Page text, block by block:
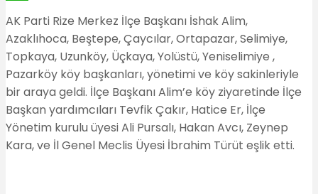
AK Parti Rize Merkez İlçe Başkanı İshak Alim,
Azaklıhoca, Beştepe, Çaycılar, Ortapazar, Selimiye,
Topkaya, Uzunköy, Üçkaya, Yolüstü, Yeniselimiye ,
Pazarköy köy başkanları, yönetimi ve köy sakinleriyle
bir araya geldi. İlçe Başkanı Alim’e köy ziyaretinde İlçe
Başkan yardımcıları Tevfik Çakır, Hatice Er, İlçe
Yönetim kurulu üyesi Ali Pursalı, Hakan Avcı, Zeynep
Kara, ve İl Genel Meclis Üyesi İbrahim Türüt eşlik etti.